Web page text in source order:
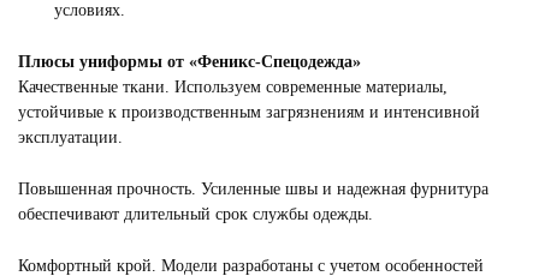
условиях.
Плюсы униформы от «Феникс-Спецодежда»
Качественные ткани. Используем современные материалы,
устойчивые к производственным загрязнениям и интенсивной
эксплуатации.
Повышенная прочность. Усиленные швы и надежная фурнитура
обеспечивают длительный срок службы одежды.
Комфортный крой. Модели разработаны с учетом особенностей